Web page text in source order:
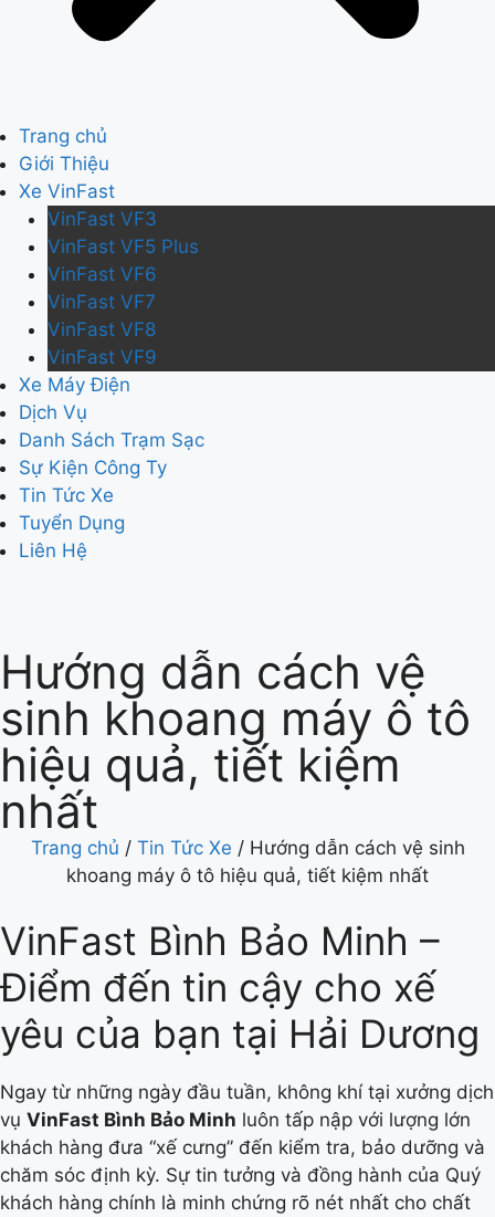
Trang chủ
Giới Thiệu
Xe VinFast
VinFast VF3
VinFast VF5 Plus
VinFast VF6
VinFast VF7
VinFast VF8
VinFast VF9
Xe Máy Điện
Dịch Vụ
Danh Sách Trạm Sạc
Sự Kiện Công Ty
Tin Tức Xe
Tuyển Dụng
Liên Hệ
Hướng dẫn cách vệ
sinh khoang máy ô tô
hiệu quả, tiết kiệm
nhất
Trang chủ / Tin Tức Xe / Hướng dẫn cách vệ sinh
khoang máy ô tô hiệu quả, tiết kiệm nhất
VinFast Bình Bảo Minh –
Điểm đến tin cậy cho xế
yêu của bạn tại Hải Dương
Ngay từ những ngày đầu tuần, không khí tại xưởng dịch
vụ VinFast Bình Bảo Minh luôn tấp nập với lượng lớn
khách hàng đưa “xế cưng” đến kiểm tra, bảo dưỡng và
chăm sóc định kỳ. Sự tin tưởng và đồng hành của Quý
khách hàng chính là minh chứng rõ nét nhất cho chất